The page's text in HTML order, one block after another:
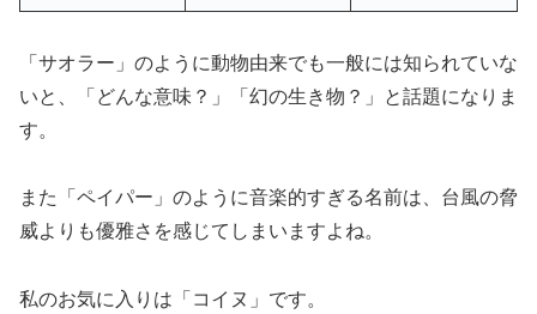
「サオラー」のように動物由来でも一般には知られていな
いと、「どんな意味？」「幻の生き物？」と話題になりま
す。
また「ペイパー」のように音楽的すぎる名前は、台風の脅
威よりも優雅さを感じてしまいますよね。
私のお気に入りは「コイヌ」です。